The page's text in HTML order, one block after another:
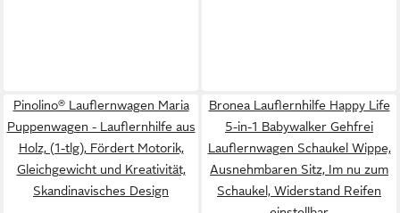
Pinolino® Lauflernwagen Maria
Puppenwagen - Lauflernhilfe aus
Holz, (1-tlg), Fördert Motorik,
Gleichgewicht und Kreativität,
Skandinavisches Design
Bronea Lauflernhilfe Happy Life
5-in-1 Babywalker Gehfrei
Lauflernwagen Schaukel Wippe,
Ausnehmbaren Sitz, Im nu zum
Schaukel, Widerstand Reifen